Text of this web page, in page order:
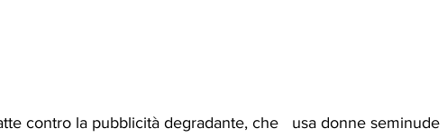
contro la pubblicità degradante, che   usa donne seminude